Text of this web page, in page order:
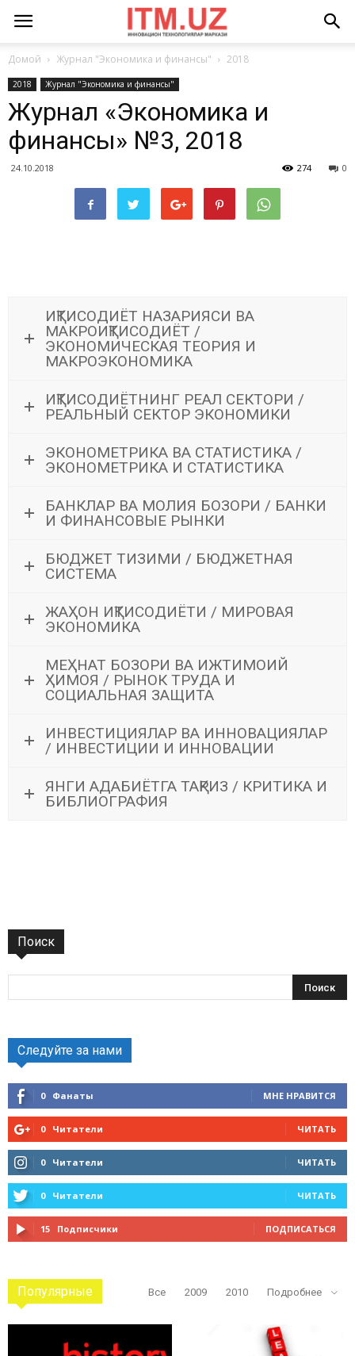
Домой Журнал "Экономика и финансы" 2018
2018 Журнал "Экономика и финансы"
Журнал «Экономика и
финансы» №3, 2018
24.10.2018 0
274
ИҚТИСОДИЁТ НАЗАРИЯСИ ВА
МАКРОИҚТИСОДИЁТ /
ЭКОНОМИЧЕСКАЯ ТЕОРИЯ И
МАКРОЭКОНОМИКА
ИҚТИСОДИЁТНИНГ РЕАЛ СЕКТОРИ /
РЕАЛЬНЫЙ СЕКТОР ЭКОНОМИКИ
ЭКОНОМЕТРИКА ВА СТАТИСТИКА /
ЭКОНОМЕТРИКА И СТАТИСТИКА
БАНКЛАР ВА МОЛИЯ БОЗОРИ / БАНКИ
И ФИНАНСОВЫЕ РЫНКИ
БЮДЖЕТ ТИЗИМИ / БЮДЖЕТНАЯ
СИСТЕМА
ЖАҲОН ИҚТИСОДИЁТИ / МИРОВАЯ
ЭКОНОМИКА
МЕҲНАТ БОЗОРИ ВА ИЖТИМОИЙ
ҲИМОЯ / РЫНОК ТРУДА И
СОЦИАЛЬНАЯ ЗАЩИТА
ИНВЕСТИЦИЯЛАР ВА ИННОВАЦИЯЛАР
/ ИНВЕСТИЦИИ И ИННОВАЦИИ
ЯНГИ АДАБИЁТГА ТАҚРИЗ / КРИТИКА И
БИБЛИОГРАФИЯ
Поиск
Следуйте за нами
0 Фанаты МНЕ НРАВИТСЯ
0 Читатели ЧИТАТЬ
0 Читатели ЧИТАТЬ
0 Читатели ЧИТАТЬ
15 Подписчики ПОДПИСАТЬСЯ
Популярные Все 2009 2010 Подробнее